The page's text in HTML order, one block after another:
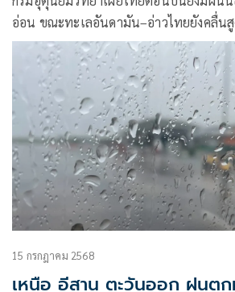
อ่อน ขณะทะเลอันดามัน–อ่าวไทยยังคลื่น
เรือหลีกเลี่ยงบริเวณฝนฟ้าคะนอง เหนือ-อี
ร้อยละ 2
15 กรกฎาคม 2568
เหนือ อีสาน ตะวันออก ฝนตก